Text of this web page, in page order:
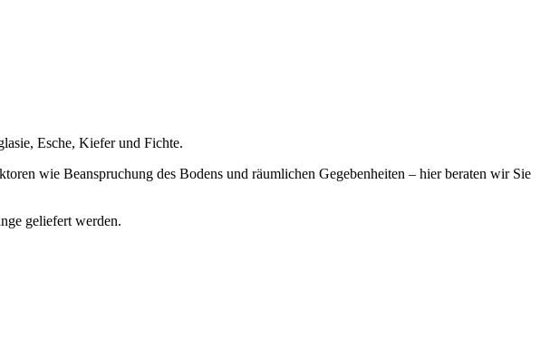
Esche, Kiefer und Fichte.
wie Beanspruchung des Bodens und räumlichen Gegebenheiten – hier beraten wir Sie
geliefert werden.